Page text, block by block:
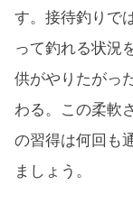
す。接待釣りで
って釣れる状況
供がやりたがっ
わる。この柔軟
の習得は何回も
ましょう。